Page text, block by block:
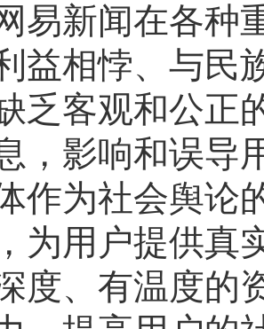
易新闻在各种
益相悖、与民
乏客观和公正
，影响和误导
作为社会舆论
为用户提供真
度、有温度的